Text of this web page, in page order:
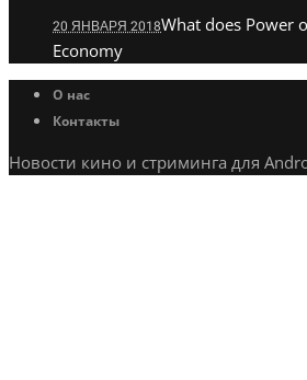
20 ЯНВАРЯ 2018What does Power
Economy
О нас
Контакты
Новости кино и стриминга для